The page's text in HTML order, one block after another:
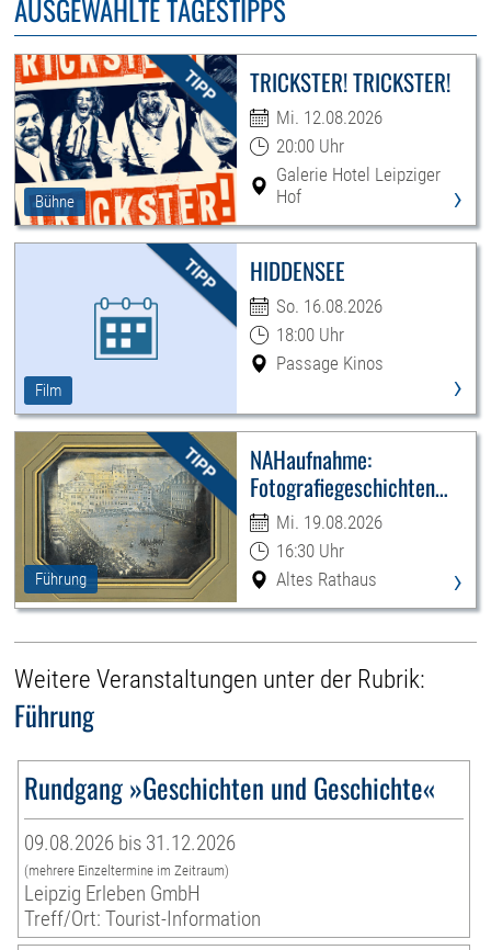
AUSGEWÄHLTE TAGESTIPPS
Bühne
TRICKSTER! TRICKSTER!
Mi. 12.08.2026
20:00 Uhr
Galerie Hotel Leipziger
Hof
›
Film
HIDDENSEE
So. 16.08.2026
18:00 Uhr
Passage Kinos
›
Führung
NAHaufnahme:
Fotografiegeschichten
Leipzigs
Mi. 19.08.2026
16:30 Uhr
Altes Rathaus
›
Weitere Veranstaltungen unter der Rubrik:
Führung
Rundgang »Geschichten und Geschichte«
09.08.2026 bis 31.12.2026
(mehrere Einzeltermine im Zeitraum)
Leipzig Erleben GmbH
Treff/Ort: Tourist-Information